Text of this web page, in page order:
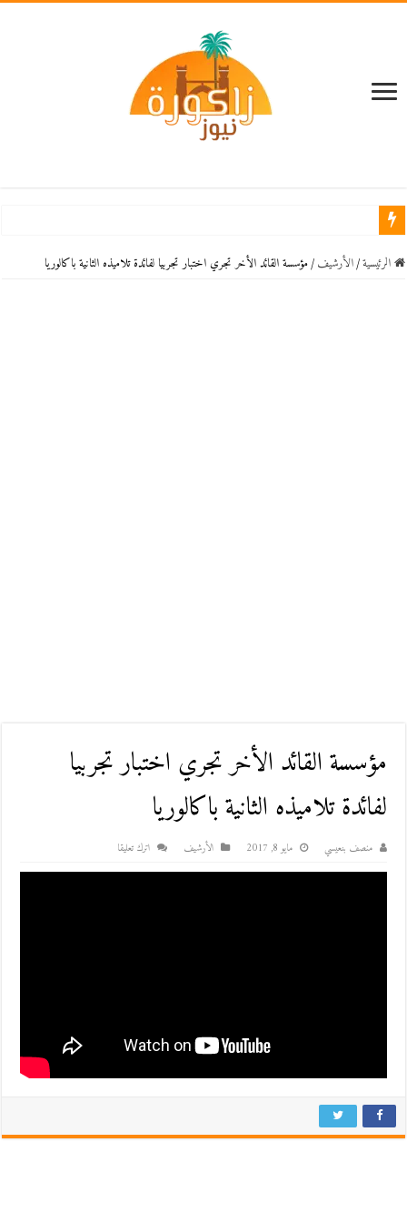
الرئيسية / اﻷرشيف / مؤسسة القائد الأخر تجري اختبار تجربيا لفائدة تلاميذه الثانية باكالوريا
مؤسسة القائد الأخر تجري اختبار تجربيا
لفائدة تلاميذه الثانية باكالوريا
منصف بنعيسي مايو 8, 2017 اﻷرشيف اترك تعليقا